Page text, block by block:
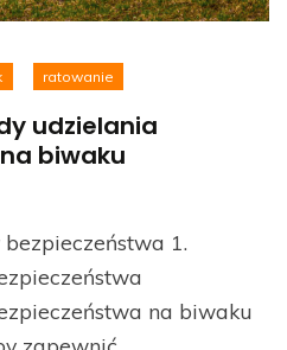
ratowanie
udzielania
biwaku
1.
na biwaku